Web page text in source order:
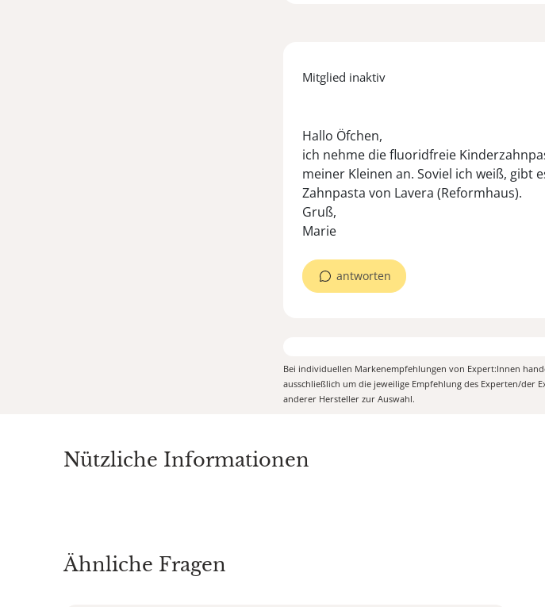
Mitglied inaktiv
Hallo Öfchen,
ich nehme die fluoridfreie
meiner Kleinen an. Soviel ich weiß, gibt
Zahnpasta von Lavera (Reformhaus).
Gruß,
Marie
antworten
Bei individuellen Markenempfehlungen von Expert:Innen
ausschließlich um die jeweilige Empfehlung des Experten/der
anderer Hersteller zur Auswahl.
Nützliche Informationen
Ähnliche Fragen